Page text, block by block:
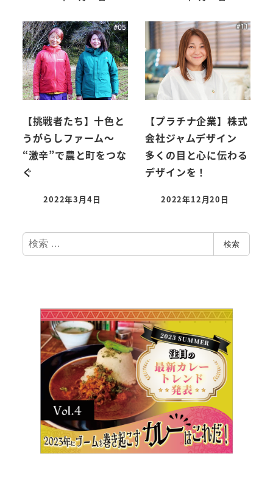
【挑戦者たち】十色と
うがらしファーム～
“激辛”で農と町をつな
ぐ
2022年3月4日
【プラチナ企業】株式
会社ジャムデザイン
多くの目と心に伝わる
デザインを！
2022年12月20日
検
索
検索